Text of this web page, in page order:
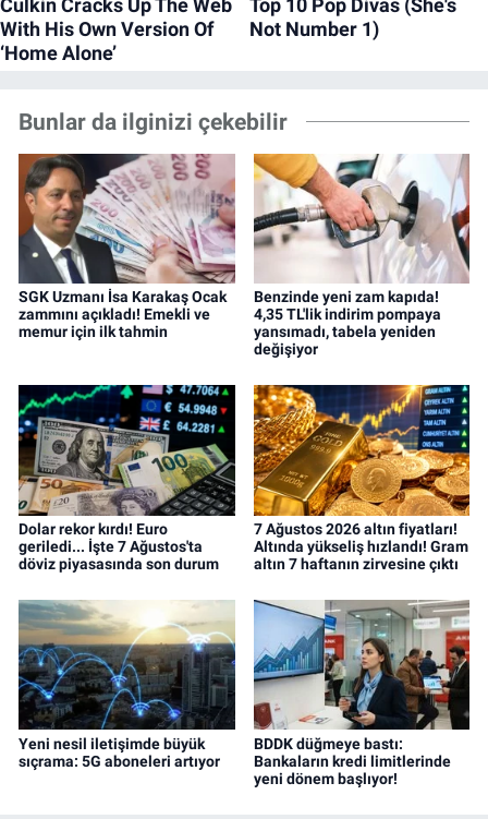
Bunlar da ilginizi çekebilir
SGK Uzmanı İsa Karakaş Ocak
zammını açıkladı! Emekli ve
memur için ilk tahmin
Benzinde yeni zam kapıda!
4,35 TL'lik indirim pompaya
yansımadı, tabela yeniden
değişiyor
Dolar rekor kırdı! Euro
geriledi... İşte 7 Ağustos'ta
döviz piyasasında son durum
7 Ağustos 2026 altın fiyatları!
Altında yükseliş hızlandı! Gram
altın 7 haftanın zirvesine çıktı
Yeni nesil iletişimde büyük
sıçrama: 5G aboneleri artıyor
BDDK düğmeye bastı:
Bankaların kredi limitlerinde
yeni dönem başlıyor!